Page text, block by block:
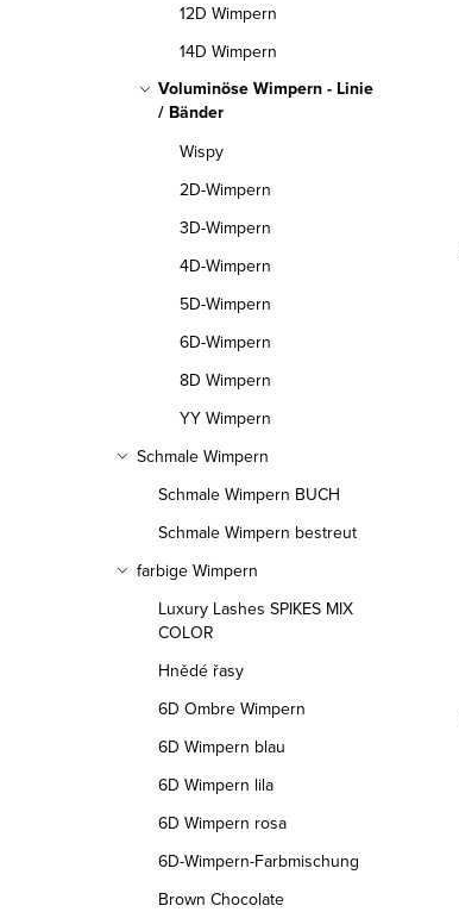
12D Wimpern
14D Wimpern
Voluminöse Wimpern - Linie
/ Bänder
Wispy
2D-Wimpern
3D-Wimpern
4D-Wimpern
5D-Wimpern
6D-Wimpern
8D Wimpern
YY Wimpern
Schmale Wimpern
Schmale Wimpern BUCH
Schmale Wimpern bestreut
farbige Wimpern
Luxury Lashes SPIKES MIX
COLOR
Hnědé řasy
6D Ombre Wimpern
6D Wimpern blau
6D Wimpern lila
6D Wimpern rosa
6D-Wimpern-Farbmischung
Brown Chocolate